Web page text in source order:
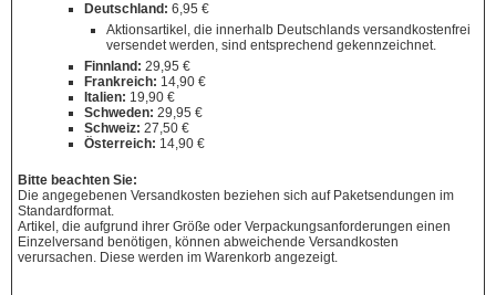
Deutschland: 6,95 €
Aktionsartikel, die innerhalb Deutschlands versandkostenfrei
versendet werden, sind entsprechend gekennzeichnet.
Finnland: 29,95 €
Frankreich: 14,90 €
Italien: 19,90 €
Schweden: 29,95 €
Schweiz: 27,50 €
Österreich: 14,90 €
Bitte beachten Sie:
Die angegebenen Versandkosten beziehen sich auf Paketsendungen im
Standardformat.
Artikel, die aufgrund ihrer Größe oder Verpackungsanforderungen einen
Einzelversand benötigen, können abweichende Versandkosten
verursachen. Diese werden im Warenkorb angezeigt.